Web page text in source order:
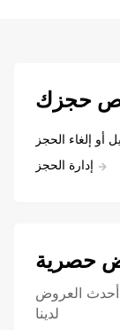
حجزك
أو إلغاء الحجز
إدارة الحجز
حصرية
أحدث العروض
لدينا